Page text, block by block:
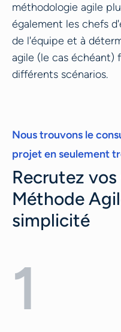
méthodologie agile
également les chefs
de l'équipe et à
agile (le cas échéant)
différents scénarios.
Nous trouvons le
projet en seulement
Recrutez
Méthode
simplicité
1